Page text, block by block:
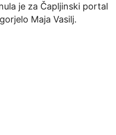
je za Čapljinski portal
Maja Vasilj.